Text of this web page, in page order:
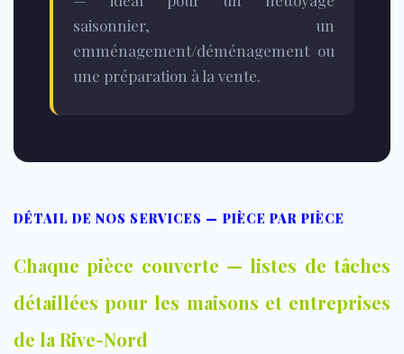
saisonnier, un
emménagement/déménagement ou
une préparation à la vente.
DÉTAIL DE NOS SERVICES — PIÈCE PAR PIÈCE
Chaque pièce couverte — listes de tâches
détaillées pour les maisons et entreprises
de la Rive-Nord